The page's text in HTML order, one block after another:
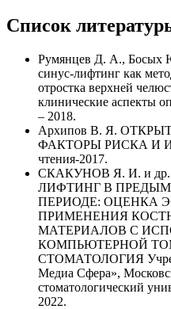
Список
Румянцев Д. А.,
синус-лифтинг как
отростка верхней
клинические аспекты
– 2018.
Архипов В. Я.
ФАКТОРЫ РИСКА И
чтения-2017.
СКАКУНОВ Я. И. и
ЛИФТИНГ В
ПЕРИОДЕ: ОЦЕНКА
ПРИМЕНЕНИЯ
МАТЕРИАЛОВ С
КОМПЬЮТЕРНОЙ
СТОМАТОЛОГИЯ
Медиа Сфера»,
стоматологический
2022.